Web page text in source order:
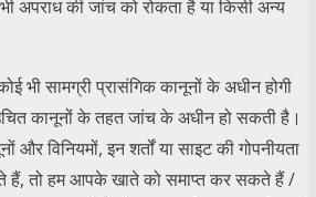
अपराध की जांच को रोकता है या किसी अन्य
भी सामग्री प्रासंगिक कानूनों के अधीन होगी
कानूनों के तहत जांच के अधीन हो सकती है।
विनियमों, इन शर्तों या साइट की गोपनीयता
हैं, तो हम आपके खाते को समाप्त कर सकते हैं /